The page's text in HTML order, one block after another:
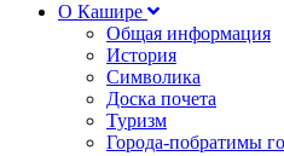
О Кашире
Общая информация
История
Символика
Доска почета
Туризм
Города-побратимы